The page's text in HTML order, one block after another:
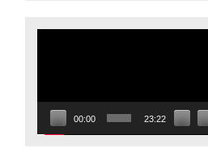
00:00 23:22